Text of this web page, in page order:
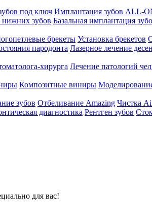
под ключ Имплантация зубов ALL-
зубов Базальная имплантация
брекеты Установка брекетов
пародонта Лазерное лечение десен
хирурга Лечение патологий
Композитные виниры
зубов Отбеливание Amazing Чистка
диагностика Рентген зубов
для вас!